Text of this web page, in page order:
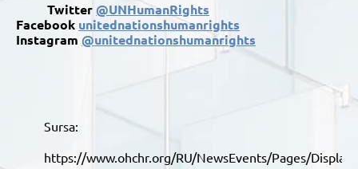
Twitter@UNHumanRights
Facebook unitednationshumanrights
Instagram @unitednationshumanrights
Sursa:
https://www.ohchr.org/RU/NewsEvents/Pages/DisplayNews.aspx?